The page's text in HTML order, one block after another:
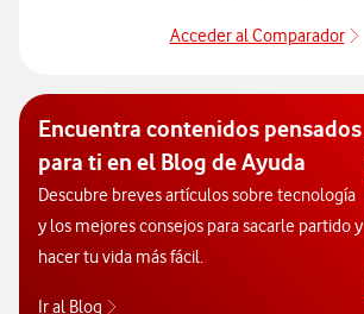
Acceder al Comparador
Encuentra contenidos pensados
para ti en el Blog de Ayuda
Descubre breves artículos sobre tecnología
y los mejores consejos para sacarle partido y
hacer tu vida más fácil.
Ir al Blog